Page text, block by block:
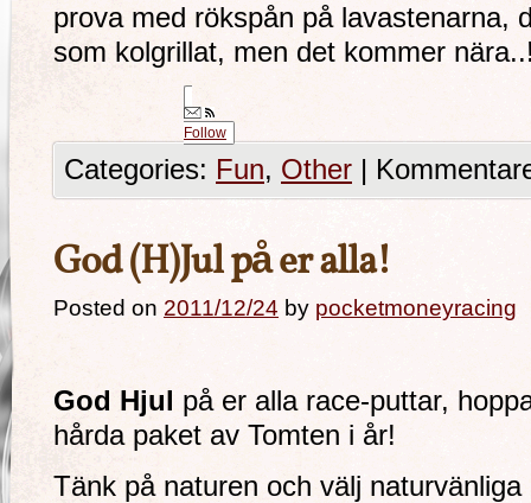
prova med rökspån på lavastenarna,
som kolgrillat, men det kommer
Follow
Categories: Fun, Other |
God (H)Jul på er alla!
Posted on 2011/12/24 by pocketmoneyracing
God Hjul på er alla race-puttar,
hårda paket av Tomten i år!
Tänk på naturen och välj